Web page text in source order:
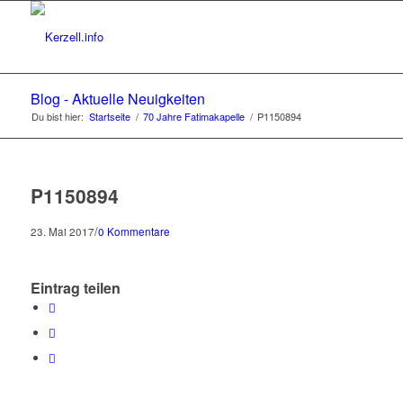
Blog - Aktuelle Neuigkeiten
Du bist hier: Startseite / 70 Jahre Fatimakapelle / P1150894
P1150894
23. Mai 2017/0 Kommentare
Eintrag teilen